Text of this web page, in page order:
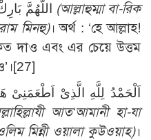
(আল্লাহুম্মা বা-রিক
মিনহু)। অর্থ : ‘হে আল্লাহ!
দাও এবং এর চেয়ে উত্তম
আত‘আমানী হা-যা
মিন্নী ওয়ালা কুউওয়াহ)।